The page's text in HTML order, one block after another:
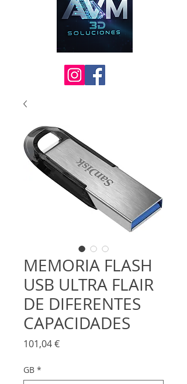
MEMORIA FLASH
USB ULTRA FLAIR
DE DIFERENTES
CAPACIDADES
101,04 €Precio
GB *